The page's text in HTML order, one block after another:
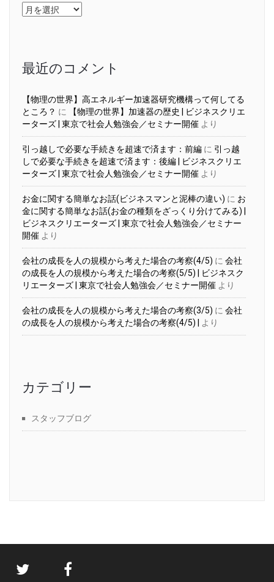
ア
ー
最近のコメント
【物理の世界】高エネルギー加速器研究機構って何してる
ところ？ に
【物理の世界】加速器の歴史 | ビジネスクリエ
ーターズ | 東京で社会人勉強会／セミナー開催 より
引っ越しで必要な手続きを超速で済ます：前編 に 引っ越
しで必要な手続きを超速で済ます：後編 | ビジネスクリエ
ーターズ | 東京で社会人勉強会／セミナー開催 より
お金に関する簡単なお話(ビジネスマンと泥棒の違い) に お
金に関する簡単なお話(お金の種類をざっくり分けてみる) |
ビジネスクリエーターズ | 東京で社会人勉強会／セミナー
開催 より
会社の成長を人の規模から考えた場合の考察(4/5) に 会社
の成長を人の規模から考えた場合の考察(5/5) | ビジネスク
リエーターズ | 東京で社会人勉強会／セミナー開催 より
会社の成長を人の規模から考えた場合の考察(3/5) に 会社
の成長を人の規模から考えた場合の考察(4/5) |
より
カテゴリー
スタッフブログ